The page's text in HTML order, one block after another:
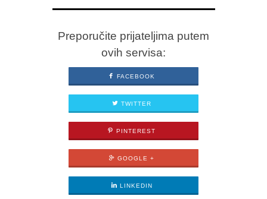
Preporučite prijateljima putem
ovih servisa:
FACEBOOK
TWITTER
PINTEREST
GOOGLE +
LINKEDIN